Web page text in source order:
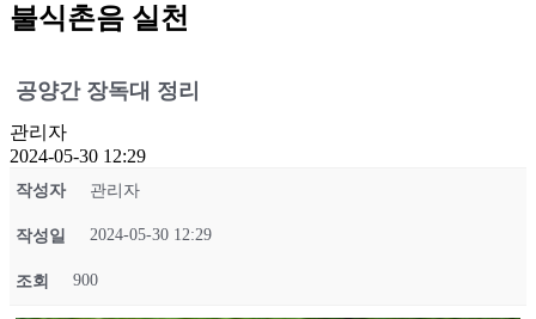
불식촌음 실천
공양간 장독대 정리
관리자
2024-05-30 12:29
작성자 관리자
작성일 2024-05-30 12:29
조회 900